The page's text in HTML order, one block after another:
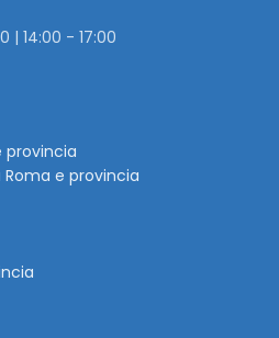
| 14:00 - 17:00
provincia
e provincia